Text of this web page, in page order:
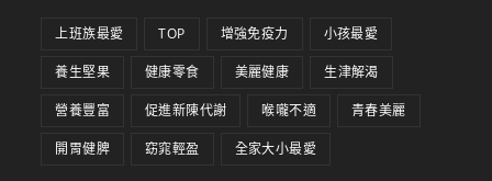
上班族最愛 TOP 增強免疫力 小孩最愛
養生堅果 健康零食 美麗健康 生津解渴
營養豐富 促進新陳代謝 喉嚨不適 青春美麗
開胃健脾 窈窕輕盈 全家大小最愛